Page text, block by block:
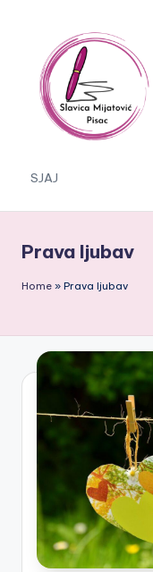
content
S
J
A
SJAJ
Prava ljubav
Home » Prava ljubav